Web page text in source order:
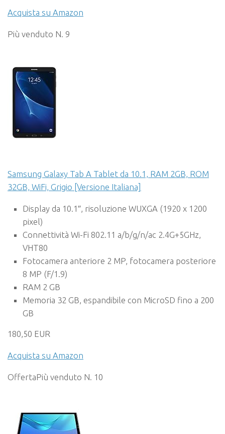
Acquista su Amazon
Più venduto N. 9
Samsung Galaxy Tab A Tablet da 10.1, RAM 2GB, ROM
32GB, WiFi, Grigio [Versione Italiana]
Display da 10.1″, risoluzione WUXGA (1920 x 1200
pixel)
Connettività Wi-Fi 802.11 a/b/g/n/ac 2.4G+5GHz,
VHT80
Fotocamera anteriore 2 MP, fotocamera posteriore
8 MP (F/1.9)
RAM 2 GB
Memoria 32 GB, espandibile con MicroSD fino a 200
GB
180,50 EUR
Acquista su Amazon
OffertaPiù venduto N. 10